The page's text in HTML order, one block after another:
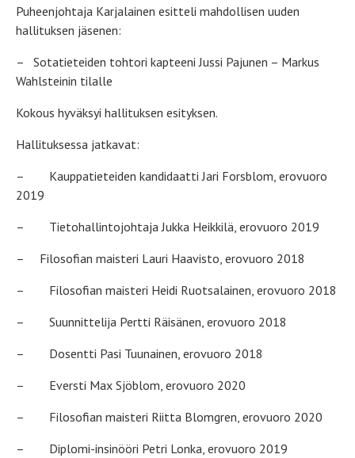
Puheenjohtaja Karjalainen esitteli mahdollisen uuden
hallituksen jäsenen:
– Sotatieteiden tohtori kapteeni Jussi Pajunen – Markus
Wahlsteinin tilalle
Kokous hyväksyi hallituksen esityksen.
Hallituksessa jatkavat:
– Kauppatieteiden kandidaatti Jari Forsblom, erovuoro
2019
– Tietohallintojohtaja Jukka Heikkilä, erovuoro 2019
– Filosofian maisteri Lauri Haavisto, erovuoro 2018
– Filosofian maisteri Heidi Ruotsalainen, erovuoro 2018
– Suunnittelija Pertti Räisänen, erovuoro 2018
– Dosentti Pasi Tuunainen, erovuoro 2018
– Eversti Max Sjöblom, erovuoro 2020
– Filosofian maisteri Riitta Blomgren, erovuoro 2020
– Diplomi-insinööri Petri Lonka, erovuoro 2019